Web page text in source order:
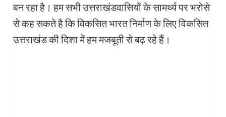
बन रहा है। हम सभी उत्तराखंडवासियों के सामर्थ्य पर भरोसे
से कह सकते है कि विकसित भारत निर्माण के लिए विकसित
उत्तराखंड की दिशा में हम मजबूती से बढ़ रहे हैं।